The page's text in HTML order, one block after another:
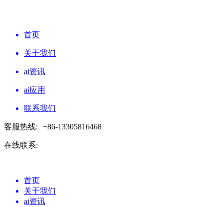
首页
关于我们
ai资讯
ai应用
联系我们
客服热线: +86-13305816468
在线联系:
首页
关于我们
ai资讯